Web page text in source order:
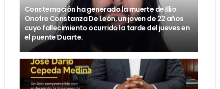
Consternación ha generado la muerte de Illio
Onofre Constanza De León, un joven de 22 años
cuyo fallecimiento ocurrido la tarde del jueves en
el puente Duarte.